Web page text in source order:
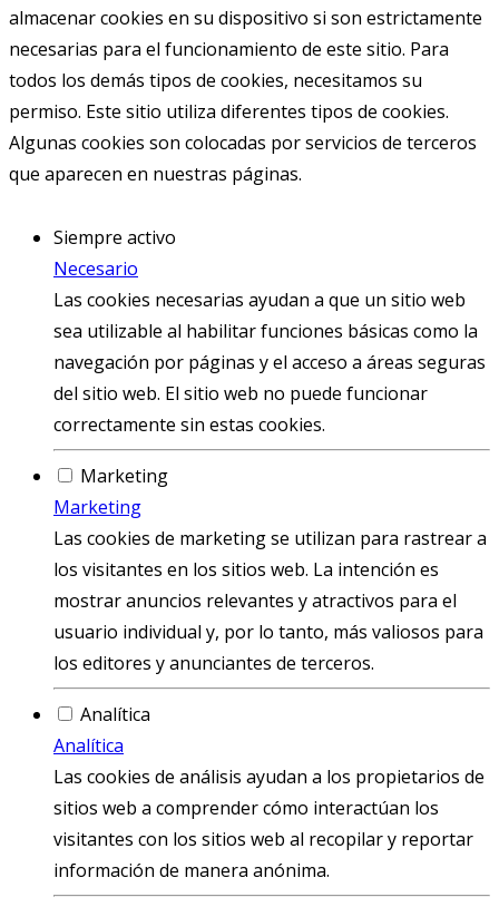
almacenar cookies en su dispositivo si son estrictamente
necesarias para el funcionamiento de este sitio. Para
todos los demás tipos de cookies, necesitamos su
permiso. Este sitio utiliza diferentes tipos de cookies.
Algunas cookies son colocadas por servicios de terceros
que aparecen en nuestras páginas.
Siempre activo
Necesario
Las cookies necesarias ayudan a que un sitio web
sea utilizable al habilitar funciones básicas como la
navegación por páginas y el acceso a áreas seguras
del sitio web. El sitio web no puede funcionar
correctamente sin estas cookies.
Marketing
Marketing
Las cookies de marketing se utilizan para rastrear a
los visitantes en los sitios web. La intención es
mostrar anuncios relevantes y atractivos para el
usuario individual y, por lo tanto, más valiosos para
los editores y anunciantes de terceros.
Analítica
Analítica
Las cookies de análisis ayudan a los propietarios de
sitios web a comprender cómo interactúan los
visitantes con los sitios web al recopilar y reportar
información de manera anónima.